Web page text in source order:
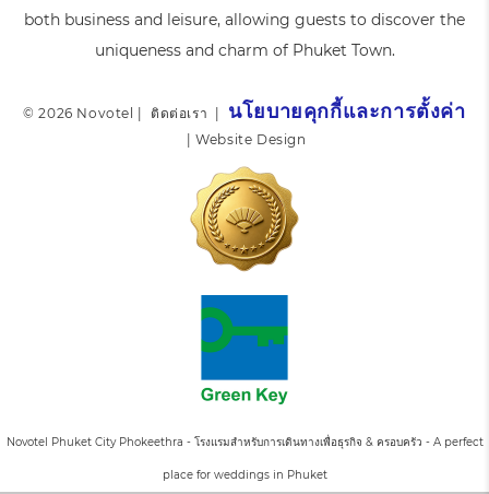
both business and leisure, allowing guests to discover the
uniqueness and charm of Phuket Town.
© 2026 Novotel | ติดต่อเรา นโยบายคุกกี้และการตั้งค่า
|Website Design
Novotel Phuket City Phokeethra - โรงแรมสำหรับการเดินทางเพื่อธุรกิจ & ครอบครัว - A perfect
place for weddings in Phuket